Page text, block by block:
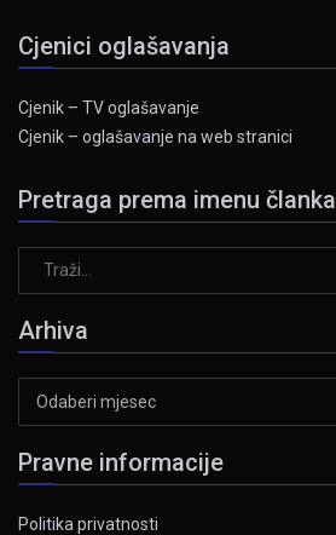
Cjenici oglašavanja
Cjenik – TV oglašavanje
Cjenik – oglašavanje na web stranici
Pretraga prema imenu članka
Arhiva
Pravne informacije
Politika privatnosti